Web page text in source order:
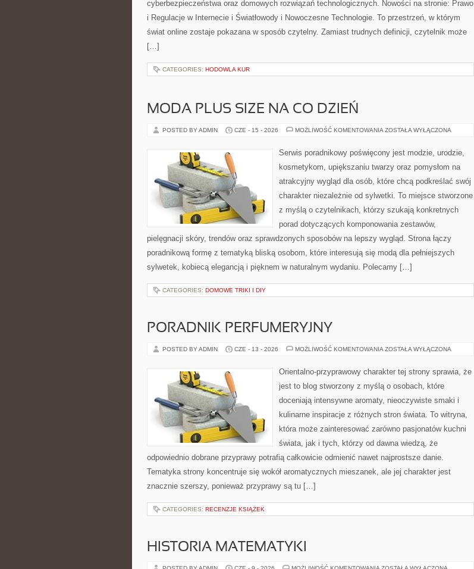
cyberbezpieczeństwa oraz domowych rozwiązań technologicznych. Nowości na stronie: Prawo
i Regulacje w Internecie i Światłowody i Nowoczesne Technologie. To przestrzeń, w którym
świat online zostaje pokazana w sposób czytelny. Zamiast trudnych definicji, czytelnik może
[…]
CATEGORIES: HODOWLA KUR
MODA PLUS SIZE NA CO DZIEŃ
POSTED BY ADMIN CZE - 15 - 2026 MOŻLIWOŚĆ KOMENTOWANIA MODA
CO
ZOSTAŁA WYŁĄCZONA
Serwis poradnikowy poświęcony jest modzie, urodzie,
kosmetykom, upiększaniu twarzy oraz pomysłom na
atrakcyjny wygląd dla osób, które chcą podkreślać swój
charakter niezależnie od sylwetki. To miejsce stworzone
z myślą o czytelnikach, którzy szukają konkretnych
porad dotyczących komponowania zestawów,
pielęgnacji skóry, trendów oraz sprawdzonych sposobów na lepszy wygląd. Strona łączy
poradnikową formę z tematyką bliską osobom, które interesują się modą dla pełniejszych
sylwetek, kobiecą elegancją i pięknem w naturalnym wydaniu. Polecamy […]
CATEGORIES: DOMOWE TRIKI I DIY
PORADNIK PERFUMERYJNY
POSTED BY ADMIN CZE - 13 - 2026 MOŻLIWOŚĆ KOMENTOWANIA PORADNIK
ZOSTAŁA WYŁĄCZONA
Orientalno-przyprawowy charakter tej strony sprawia, że
jest to blog stworzony z myślą o osobach, które
doceniają intensywne aromaty, nieoczywiste smaki i
kulinarne inspiracje z różnych stron świata. To witryna,
która może zainteresować zarówno pasjonatów kuchni
świata, jak i tych, którzy od dawna wiedzą, że
odpowiednio dobrane przyprawy potrafią całkowicie odmienić nawet najprostsze danie.
Tematyka strony koncentruje się wokół aromatycznych mieszanek, ale jej charakter jest
znacznie szerszy, ponieważ przyprawy są tu […]
CATEGORIES: RECENZJE KSIĄŻEK
HISTORIA MATEMATYKI
HISTORIA